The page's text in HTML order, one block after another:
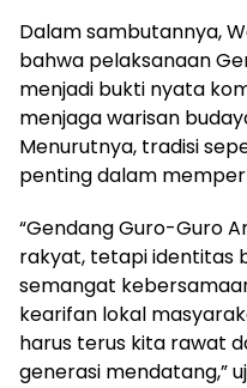
Dalam sambutannya,
bahwa pelaksanaan
menjadi bukti nyata
menjaga warisan
Menurutnya, tradisi
penting dalam
“Gendang Guro-Guro
rakyat, tetapi identitas
semangat
kearifan lokal
harus terus kita rawat
generasi mendatang,”